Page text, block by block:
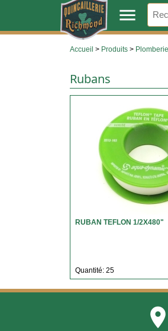
. menu
Accueil > Produits >
Rubans
RUBAN TEFLON 1/2X480"
Quantité: 25
place